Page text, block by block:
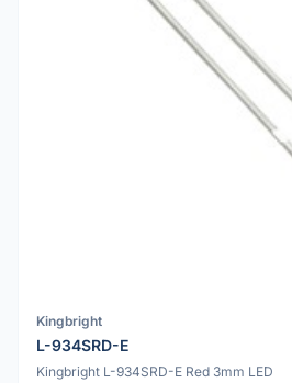
Kingbright
L-934SRD-E
Kingbright L-934SRD-E Red 3mm LED